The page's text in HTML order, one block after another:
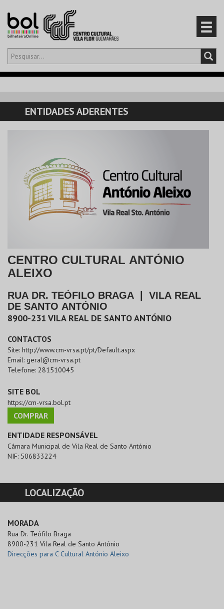
Olá,iniciar sessão
CARRINHO
EVENTOS
PRODUTOS
ENTIDADES ADERENTES
CENTRO CULTURAL ANTÓNIO
ALEIXO
RUA DR. TEÓFILO BRAGA
VILA REAL
DE SANTO ANTÓNIO
8900-231 VILA REAL DE SANTO ANTÓNIO
CONTACTOS
Site: http://www.cm-vrsa.pt/pt/Default.aspx
Email: geral@cm-vrsa.pt
Telefone: 281510045
SITE BOL
https://cm-vrsa.bol.pt
COMPRAR
ENTIDADE RESPONSÁVEL
Câmara Municipal de Vila Real de Santo António
NIF: 506833224
LOCALIZAÇÃO
MORADA
Rua Dr. Teófilo Braga
8900-231 Vila Real de Santo António
Direcções para C Cultural António Aleixo